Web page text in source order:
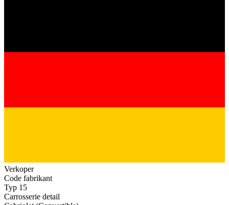
Verkoper
Code fabrikant
Typ 15
Carrosserie detail